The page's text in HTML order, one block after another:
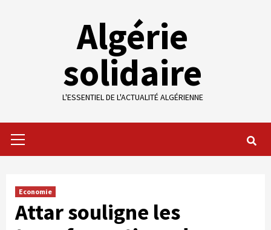
Algérie
solidaire
L'ESSENTIEL DE L'ACTUALITÉ ALGÉRIENNE
Menu
Economie
Attar souligne les